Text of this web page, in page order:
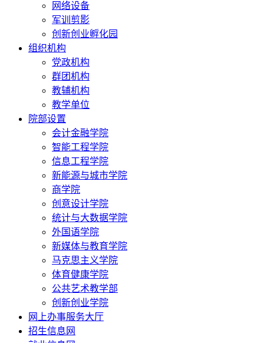
网络设备
军训剪影
创新创业孵化园
组织机构
党政机构
群团机构
教辅机构
教学单位
院部设置
会计金融学院
智能工程学院
信息工程学院
新能源与城市学院
商学院
创意设计学院
统计与大数据学院
外国语学院
新媒体与教育学院
马克思主义学院
体育健康学院
公共艺术教学部
创新创业学院
网上办事服务大厅
招生信息网